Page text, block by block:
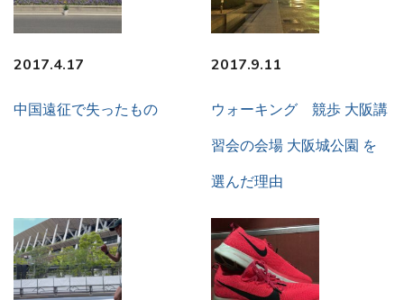
2017.4.17
中国遠征で失ったもの
2017.9.11
ウォーキング 競歩 大阪講
習会の会場 大阪城公園 を
選んだ理由